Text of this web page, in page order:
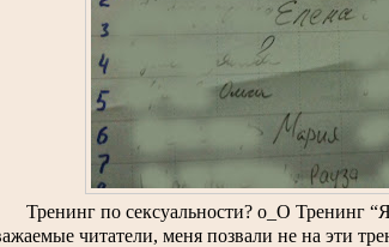
Тренинг по сексуальности? о_О Тренинг
читатели, меня позвали не на эти